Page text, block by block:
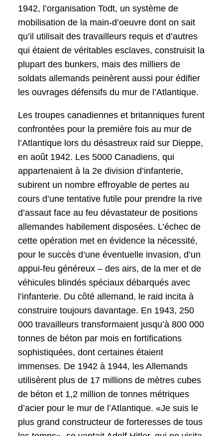
1942, l’organisation Todt, un système de
mobilisation de la main-d’oeuvre dont on sait
qu’il utilisait des travailleurs requis et d’autres
qui étaient de véritables esclaves, construisit la
plupart des bunkers, mais des milliers de
soldats allemands peinèrent aussi pour édifier
les ouvrages défensifs du mur de l’Atlantique.
Les troupes canadiennes et britanniques furent
confrontées pour la première fois au mur de
l’Atlantique lors du désastreux raid sur Dieppe,
en août 1942. Les 5000 Canadiens, qui
appartenaient à la 2e division d’infanterie,
subirent un nombre effroyable de pertes au
cours d’une tentative futile pour prendre la rive
d’assaut face au feu dévastateur de positions
allemandes habilement disposées. L’échec de
cette opération met en évidence la nécessité,
pour le succès d’une éventuelle invasion, d’un
appui-feu généreux – des airs, de la mer et de
véhicules blindés spéciaux débarqués avec
l’infanterie. Du côté allemand, le raid incita à
construire toujours davantage. En 1943, 250
000 travailleurs transformaient jusqu’à 800 000
tonnes de béton par mois en fortifications
sophistiquées, dont certaines étaient
immenses. De 1942 à 1944, les Allemands
utilisèrent plus de 17 millions de mètres cubes
de béton et 1,2 million de tonnes métriques
d’acier pour le mur de l’Atlantique. «Je suis le
plus grand constructeur de forteresses de tous